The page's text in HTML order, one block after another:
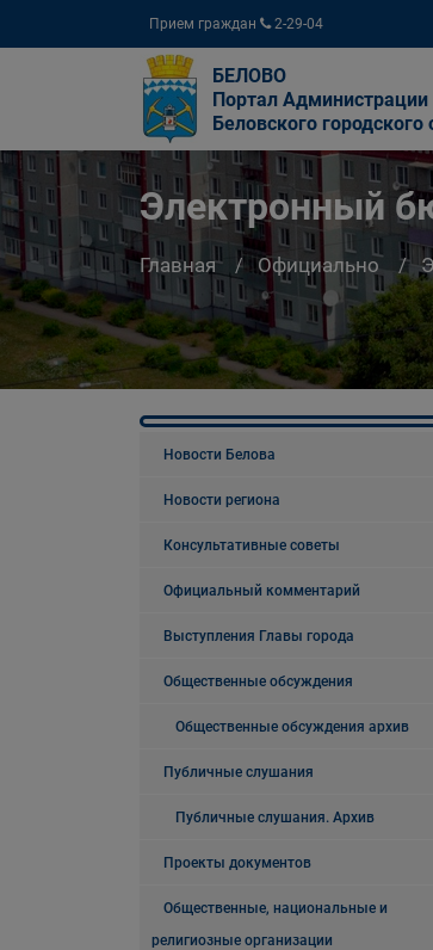
Прием граждан 2-29-04
БЕЛОВО
Портал Администрации
Беловского городского
Электронный
Главная Официально
Новости Белова
Новости региона
Консультативные советы
Официальный комментарий
Выступления Главы города
Общественные обсуждения
Общественные обсуждения архив
Публичные слушания
Публичные слушания. Архив
Проекты документов
Общественные, национальные и
религиозные организации